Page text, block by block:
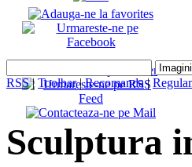
RSS| Toolbar|Recomanda|
Sculptura